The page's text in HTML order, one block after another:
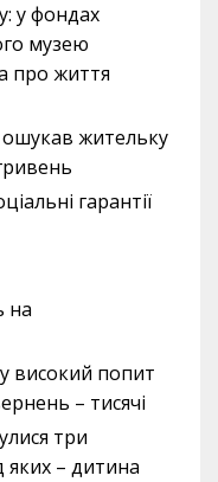
у фондах
музею
про життя
жительку
гарантії
на
високий попит
– тисячі
три
яких – дитина